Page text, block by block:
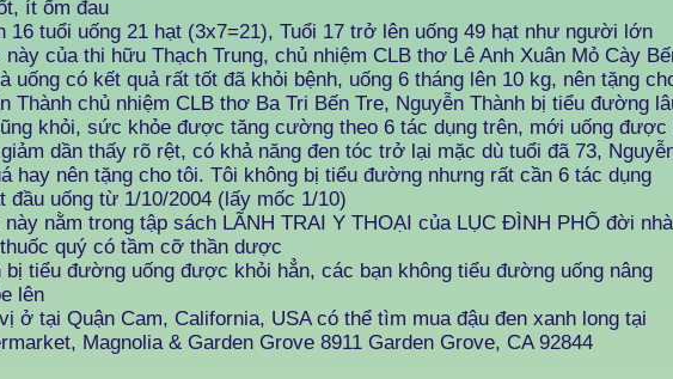
ít ốm đau
tuổi uống 21 hạt (3x7=21), Tuổi 17 trở lên uống 49 hạt như người lớn
của thi hữu Thạch Trung, chủ nhiệm CLB thơ Lê Anh Xuân Mỏ Cày
uống có kết quả rất tốt đã khỏi bệnh, uống 6 tháng lên 10 kg, nên tặng
Thành chủ nhiệm CLB thơ Ba Tri Bến Tre, Nguyễn Thành bị tiểu đường
khỏi, sức khỏe được tăng cường theo 6 tác dụng trên, mới uống được
dần thấy rõ rệt, có khả năng đen tóc trở lại mặc dù tuổi đã 73,
hay nên tặng cho tôi. Tôi không bị tiểu đường nhưng rất cần 6 tác dụng
đầu uống từ 1/10/2004 (lấy mốc 1/10)
nằm trong tập sách LÃNH TRAI Y THOẠI của LỤC ĐÌNH PHỔ đời nhà
quý có tầm cỡ thần dược
đường uống được khỏi hẳn, các bạn không tiểu đường uống nâng
lên
ở tại Quận Cam, California, USA có thể tìm mua đậu đen xanh long tại
Magnolia & Garden Grove 8911 Garden Grove, CA 92844